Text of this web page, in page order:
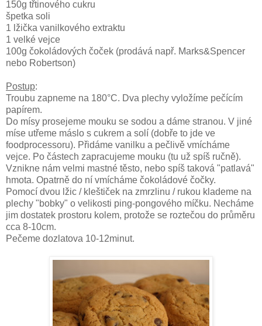
150g třtinového cukru
špetka soli
1 lžička vanilkového extraktu
1 velké vejce
100g čokoládových čoček (prodává např. Marks&Spencer
nebo Robertson)
Postup:
Troubu zapneme na 180°C. Dva plechy vyložíme pečícím
papírem.
Do mísy prosejeme mouku se sodou a dáme stranou. V jiné
míse utřeme máslo s cukrem a solí (dobře to jde ve
foodprocessoru). Přidáme vanilku a pečlivě vmícháme
vejce. Po částech zapracujeme mouku (tu už spíš ručně).
Vznikne nám velmi mastné těsto, nebo spíš taková "patlavá"
hmota. Opatrně do ní vmícháme čokoládové čočky.
Pomocí dvou lžic / kleštiček na zmrzlinu / rukou klademe na
plechy "bobky" o velikosti ping-pongového míčku. Necháme
jim dostatek prostoru kolem, protože se roztečou do průměru
cca 8-10cm.
Pečeme dozlatova 10-12minut.